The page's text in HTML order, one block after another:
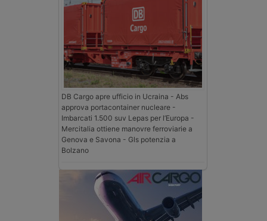
DB Cargo apre ufficio in Ucraina - Abs
approva portacontainer nucleare -
Imbarcati 1.500 suv Lepas per l’Europa -
Mercitalia ottiene manovre ferroviarie a
Genova e Savona - Gls potenzia a
Bolzano